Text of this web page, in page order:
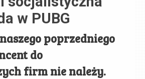
w PUBG
poprzedniego
do
firm nie należy.